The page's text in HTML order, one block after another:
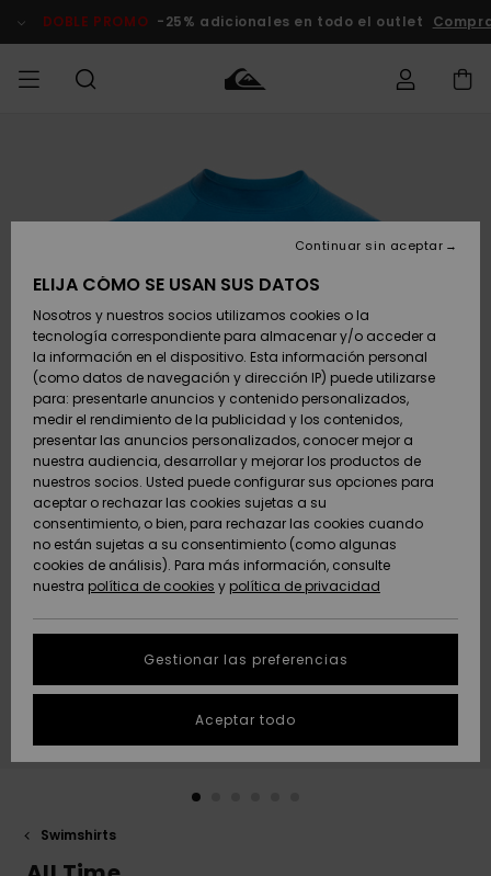
del
DOBLE PROMO -25% adicionales en todo el outlet
Zapatos y
chanclas
Surf
Snow
Novedades
Destacados
Zapatos y
chanclas
Surf
Snow
Novedades
Destacados
Destacados
Snow
SURF
Hombre
Highlights
Comunidad
SNOW
Snow
Snow Niños
Tienda
Snow Mujer
Destacados
Comunidad
DOBLE
PROMO
Hombre
Outlet
Mujer
AYUDA &
CONTACTO
Envio
Devoluciones
Pago
Tarjeta de
regalo
Quiksilver
Freedom
Protección de
datos
personales
Inicia una
conversación
más rápida a
SOSTENIBILIDAD
Swimshirts
ELIJA CÓMO SE USAN SUS DATOS
Nosotros y nuestros socios utilizamos cookies o la
tecnología correspondiente para almacenar y/o acceder a
la información en el dispositivo. Esta información personal
(como datos de navegación y dirección IP) puede utilizarse
para: presentarle anuncios y contenido personalizados,
medir el rendimiento de la publicidad y los contenidos,
presentar las anuncios personalizados, conocer mejor a
nuestra audiencia, desarrollar y mejorar los productos de
nuestros socios. Usted puede configurar sus opciones para
aceptar o rechazar las cookies sujetas a su
consentimiento, o bien, para rechazar las cookies cuando
no están sujetas a su consentimiento (como algunas
cookies de análisis). Para más información, consulte
nuestra política de cookies y política de privacidad
Gestionar las preferencias
Continuar sin aceptar
Aceptar todo